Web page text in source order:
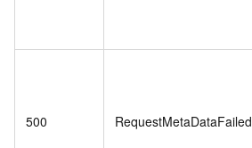
500 RequestMetaDataFailed